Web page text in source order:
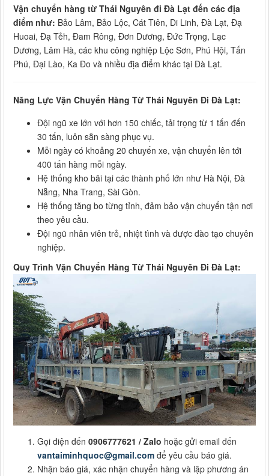
Vận chuyển hàng từ Thái Nguyên đi Đà Lạt đến các địa
điểm như: Bảo Lâm, Bảo Lộc, Cát Tiên, Di Linh, Đà Lạt, Đạ
Huoai, Đạ Tẻh, Đam Rông, Đơn Dương, Đức Trọng, Lạc
Dương, Lâm Hà, các khu công nghiệp Lộc Sơn, Phú Hội, Tấn
Phú, Đại Lào, Ka Đo và nhiều địa điểm khác tại Đà Lạt.
Năng Lực Vận Chuyển Hàng Từ Thái Nguyên Đi Đà Lạt:
Đội ngũ xe lớn với hơn 150 chiếc, tải trọng từ 1 tấn đến
30 tấn, luôn sẵn sàng phục vụ.
Mỗi ngày có khoảng 20 chuyến xe, vận chuyển lên tới
400 tấn hàng mỗi ngày.
Hệ thống kho bãi tại các thành phố lớn như Hà Nội, Đà
Nẵng, Nha Trang, Sài Gòn.
Hệ thống tăng bo từng tỉnh, đảm bảo vận chuyển tận nơi
theo yêu cầu.
Đội ngũ nhân viên trẻ, nhiệt tình và được đào tạo chuyên
nghiệp.
Quy Trình Vận Chuyển Hàng Từ Thái Nguyên Đi Đà Lạt:
Gọi điện đến 0906777621 / Zalo hoặc gửi email đến
vantaiminhquoc@gmail.com để yêu cầu báo giá.
Nhận báo giá, xác nhận chuyển hàng và lập phương án